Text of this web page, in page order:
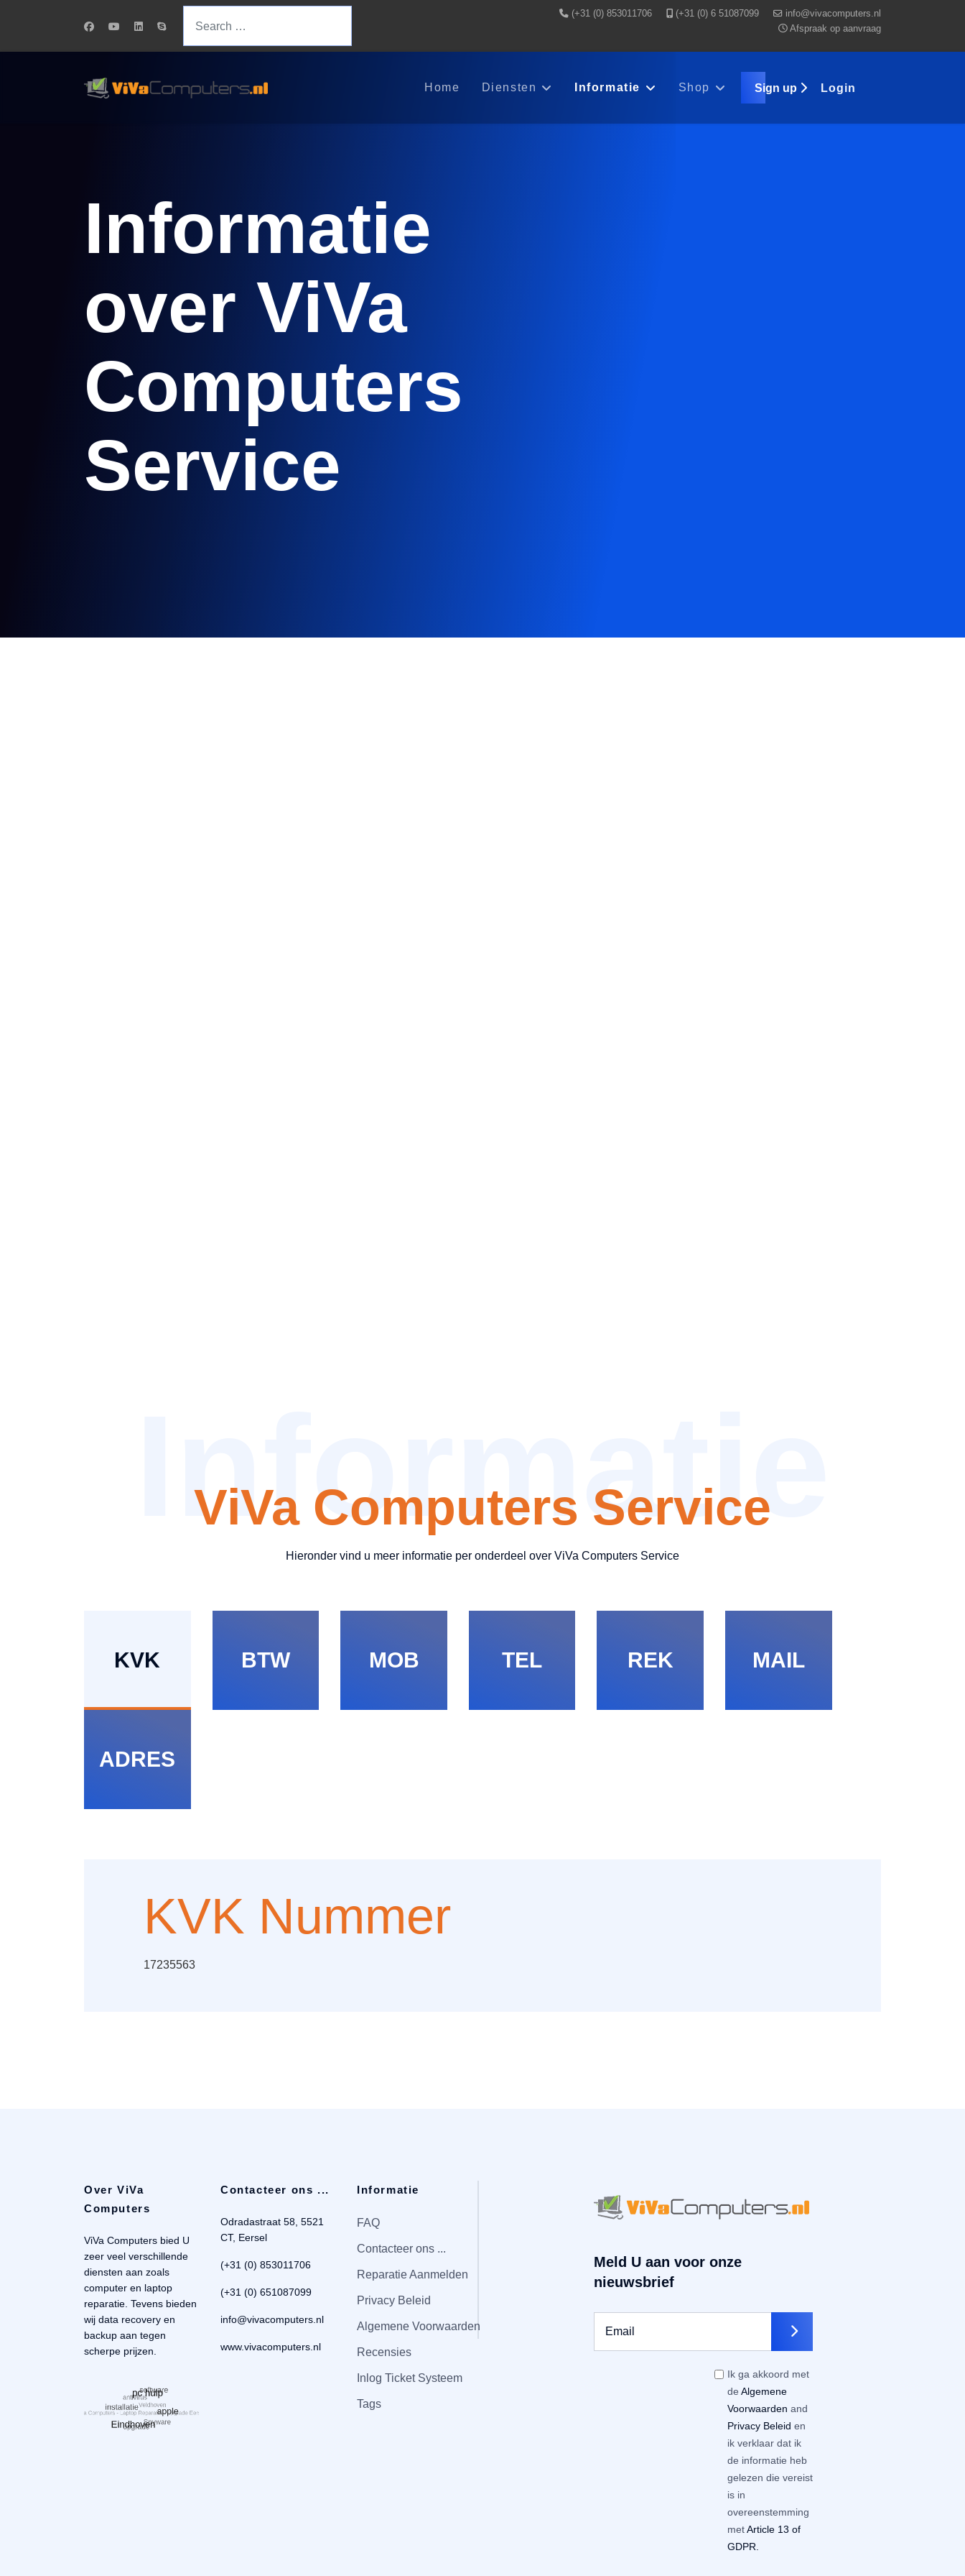
(+31 (0) 853011706
(+31 (0) 6 51087099
Afspraak op aanvraag
Home Diensten Informatie Shop Sign up Login
Informatie
over ViVa
Computers
Service
Informatie
ViVa Computers Service
Hieronder vind u meer informatie per onderdeel over ViVa Computers Service
KVK BTW MOB TEL REK MAIL
ADRES
KVK Nummer
17235563
Over ViVa
Computers
ViVa Computers bied U
zeer veel verschillende
diensten aan zoals
computer en laptop
reparatie. Tevens bieden
wij data recovery en
backup aan tegen
scherpe prijzen.
Contacteer ons ...
Odradastraat 58, 5521
CT, Eersel
(+31 (0) 853011706
(+31 (0) 651087099
www.vivacomputers.nl
Informatie
FAQ
Contacteer ons ...
Reparatie Aanmelden
Privacy Beleid
Algemene Voorwaarden
Recensies
Inlog Ticket Systeem
Tags
Meld U aan voor onze
nieuwsbrief
Ik ga akkoord met
de Algemene
Voorwaarden and
Privacy Beleid en
ik verklaar dat ik
de informatie heb
gelezen die vereist
is in
overeenstemming
metArticle 13 of
GDPR.